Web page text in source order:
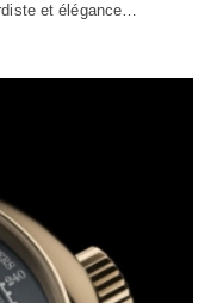
et élégance…